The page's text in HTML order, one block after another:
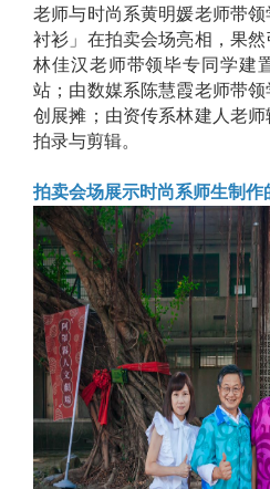
老师与时尚系黄明媛老师带
衬衫」在拍卖会场亮相，果
林佳汉老师带领毕专同学建
站；由数媒系陈慧霞老师带
创展摊；由资传系林建人老
拍录与剪辑。
拍卖会场展示时尚系师生制作